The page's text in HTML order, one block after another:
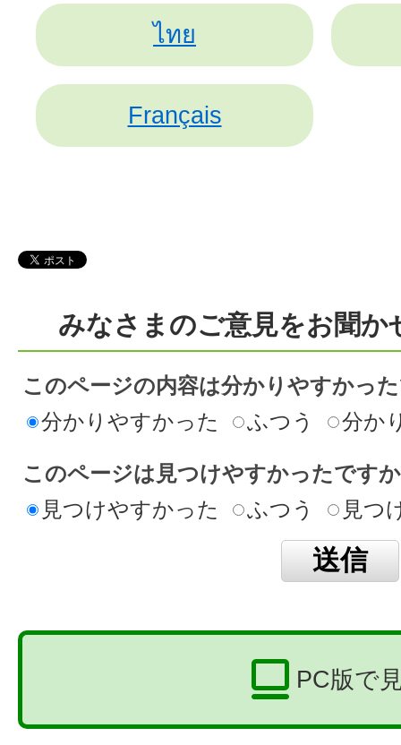
ไทย
Français
みなさまのご意見をお聞か
このページの内容は分かりやすかっ
分かりやすかった
ふつう 分か
このページは見つけやすかったです
見つけやすかった
ふつう 見つ
PC版で